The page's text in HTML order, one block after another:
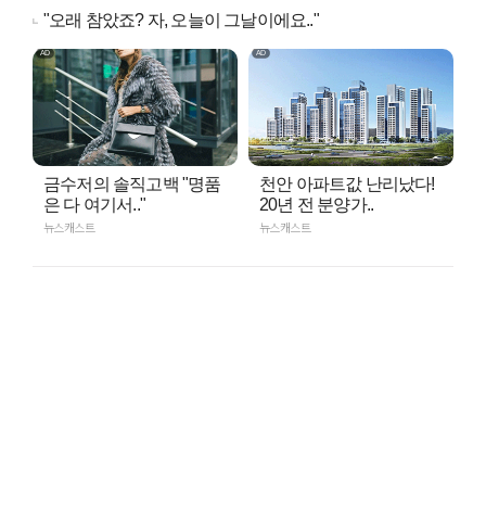
"오래 참았죠? 자, 오늘이 그날이에요.."
금수저의 솔직고백 "명품
은 다 여기서.."
뉴스캐스트
천안 아파트값 난리났다!
20년 전 분양가..
뉴스캐스트